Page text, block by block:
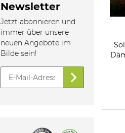
Newsletter
Jetzt abonnieren und
immer über unsere
neuen Angebote im
Bilde sein!